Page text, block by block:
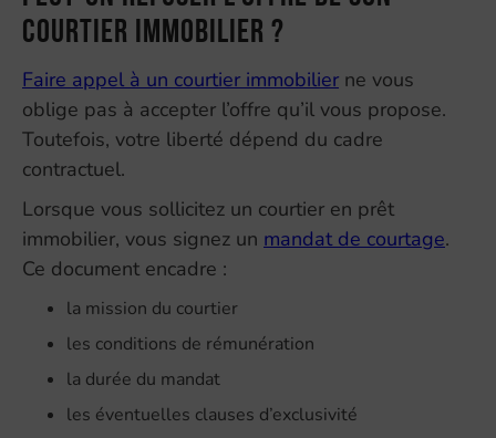
courtier immobilier ?
Faire appel à un courtier immobilier ne vous
oblige pas à accepter l’offre qu’il vous propose.
Toutefois, votre liberté dépend du cadre
contractuel.
Lorsque vous sollicitez un courtier en prêt
immobilier, vous signez un mandat de courtage.
Ce document encadre :
la mission du courtier
les conditions de rémunération
la durée du mandat
les éventuelles clauses d’exclusivité